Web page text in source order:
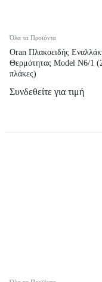
Όλα τα Προϊόντα
Oran Πλακοειδής
Θερμότητας Model N6/1
πλάκες)
Συνδεθείτε για τιμή